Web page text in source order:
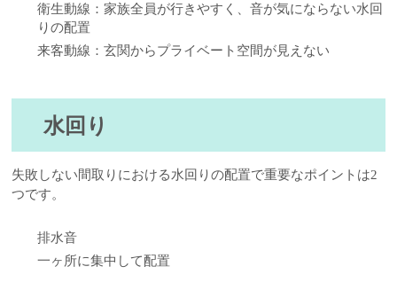
衛生動線：家族全員が行きやすく、音が気にならない水回
りの配置
来客動線：玄関からプライベート空間が見えない
水回り
失敗しない間取りにおける水回りの配置で重要なポイントは2
つです。
排水音
一ヶ所に集中して配置